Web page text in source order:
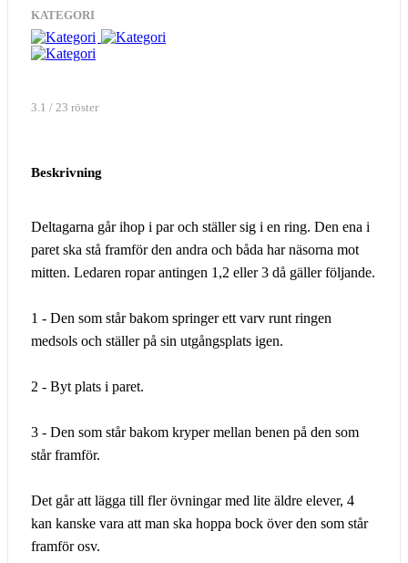
KATEGORI
3.1 / 23 röster
Beskrivning
Deltagarna går ihop i par och ställer sig i en ring. Den ena i
paret ska stå framför den andra och båda har näsorna mot
mitten. Ledaren ropar antingen 1,2 eller 3 då gäller följande.
1 - Den som står bakom springer ett varv runt ringen
medsols och ställer på sin utgångsplats igen.
2 - Byt plats i paret.
3 - Den som står bakom kryper mellan benen på den som
står framför.
Det går att lägga till fler övningar med lite äldre elever, 4
kan kanske vara att man ska hoppa bock över den som står
framför osv.